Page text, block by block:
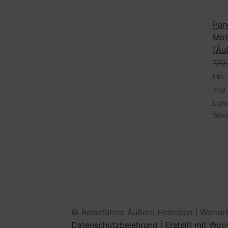
inkl.
zzgl.
© Reiseführer Äußere Hebriden |
Datenschutzbelehrung
Erstellt mit